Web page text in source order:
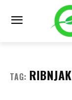
TAG: RIBNJAK